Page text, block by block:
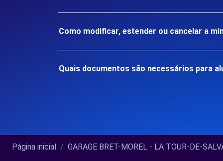
Como modificar, estender ou cancelar a
Quais documentos são necessários para
Página inicial GARAGE BRET-MOREL - LA TOUR-DE-